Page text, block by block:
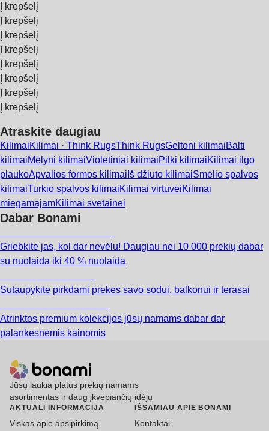
Į krepšelį
Į krepšelį
Į krepšelį
Į krepšelį
Į krepšelį
Į krepšelį
Į krepšelį
Į krepšelį
Atraskite daugiau
KilimaiKilimai · Think RugsThink RugsGeltoni kilimaiBalti
kilimaiMėlyni kilimaiVioletiniai kilimaiPilki kilimaiKilimai ilgo
plaukoApvalios formos kilimai Iš džiuto kilimaiSmėlio spalvos
kilimaiTurkio spalvos kilimaiKilimai virtuveiKilimai
miegamajamKilimai svetainei
Dabar Bonami
Griebkite jas, kol dar nevėlu! Daugiau nei 10 000 prekių dabar
su nuolaida iki 40 % nuolaida
Sutaupykite pirkdami prekes savo sodui, balkonui ir terasai
Atrinktos premium kolekcijos jūsų namams dabar dar
palankesnėmis kainomis
Jūsų laukia platus prekių namams
asortimentas ir daug įkvepiančių idėjų
AKTUALI INFORMACIJA
Viskas apie apsipirkimą
IŠSAMIAU APIE BONAMI
Kontaktai